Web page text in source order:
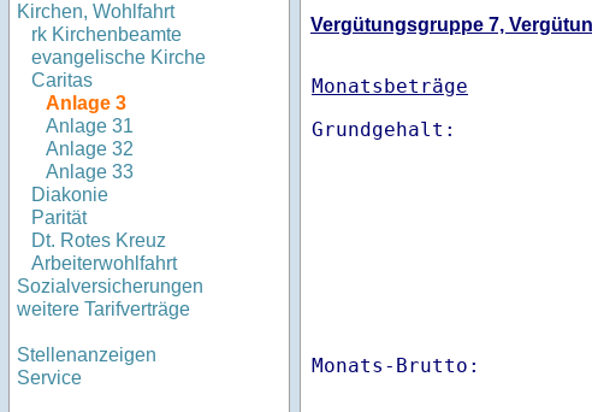
Kirchen, Wohlfahrt
rk Kirchenbeamte
evangelische Kirche
Caritas
Anlage 3
Anlage 31
Anlage 32
Anlage 33
Diakonie
Parität
Dt. Rotes Kreuz
Arbeiterwohlfahrt
Sozialversicherungen
weitere Tarifverträge
Stellenanzeigen
Service
Vergütungsgruppe 7,
Monatsbeträge
Monats-